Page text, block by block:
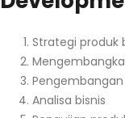
Strategi produk
Analisa bisnis